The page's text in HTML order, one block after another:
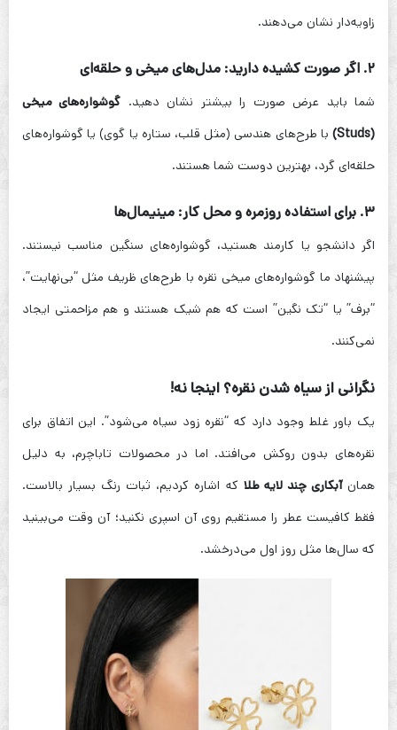
زاویه‌دار نشان می‌دهند.
۲. اگر صورت کشیده دارید: مدل‌های میخی و حلقه‌ای
شما باید عرض صورت را بیشتر نشان دهید. گوشواره‌های میخی
(Studs)
با طرح‌های هندسی (مثل قلب، ستاره یا گوی) یا گوشواره‌های
حلقه‌ای گرد، بهترین دوست شما هستند.
۳. برای استفاده روزمره و محل کار: مینیمال‌ها
اگر دانشجو یا کارمند هستید، گوشواره‌های سنگین مناسب نیستند.
پیشنهاد ما گوشواره‌های میخی نقره با طرح‌های ظریف مثل “بی‌نهایت”،
“برف” یا “تک نگین” است که هم شیک هستند و هم مزاحمتی ایجاد
نمی‌کنند.
نگرانی از سیاه شدن نقره؟ اینجا نه!
یک باور غلط وجود دارد که “نقره زود سیاه می‌شود”. این اتفاق برای
نقره‌های بدون روکش می‌افتد. اما در محصولات تاباچرم، به دلیل
همانآبکاری چند لایه طلا که اشاره کردیم، ثبات رنگ بسیار بالاست.
فقط کافیست عطر را مستقیم روی آن اسپری نکنید؛ آن وقت می‌بینید
که سال‌ها مثل روز اول می‌درخشد.